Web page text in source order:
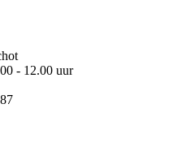
- 12.00 uur